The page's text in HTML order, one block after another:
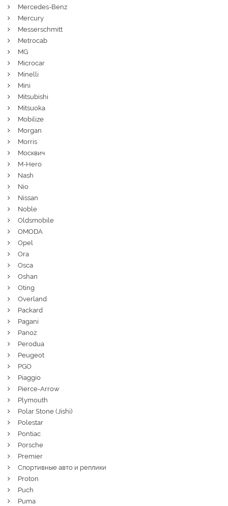
Mercedes-Benz
Mercury
Messerschmitt
Metrocab
MG
Microcar
Minelli
Mini
Mitsubishi
Mitsuoka
Mobilize
Morgan
Morris
Москвич
M-Hero
Nash
Nio
Nissan
Noble
Oldsmobile
OMODA
Opel
Ora
Osca
Oshan
Oting
Overland
Packard
Pagani
Panoz
Perodua
Peugeot
PGO
Piaggio
Pierce-Arrow
Plymouth
Polar Stone (Jishi)
Polestar
Pontiac
Porsche
Premier
Спортивные авто и реплики
Proton
Puch
Puma